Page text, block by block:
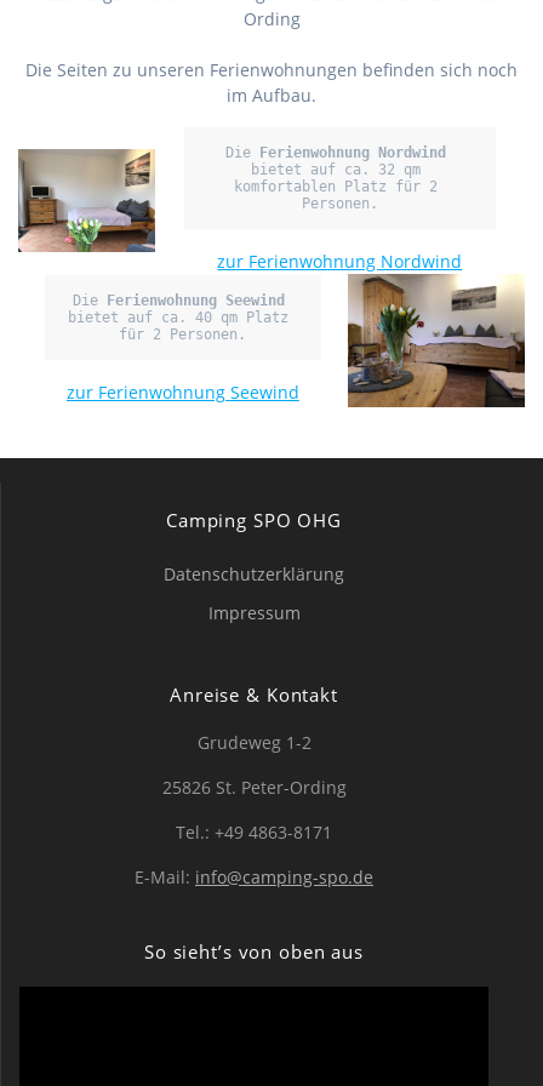
Ording
Die Seiten zu unseren Ferienwohnungen befinden sich noch
im Aufbau.
Die
Ferienwohnung Nordwind
bietet auf ca. 32 qm
komfortablen Platz für 2
Personen.
zur Ferienwohnung Nordwind
Die
Ferienwohnung Seewind
bietet auf ca. 40 qm Platz
für 2 Personen.
zur Ferienwohnung Seewind
Camping SPO OHG
Datenschutzerklärung
Impressum
Anreise & Kontakt
Grudeweg 1-2
25826 St. Peter-Ording
Tel.: +49 4863-8171
E-Mail: info@camping-spo.de
So sieht’s von oben aus